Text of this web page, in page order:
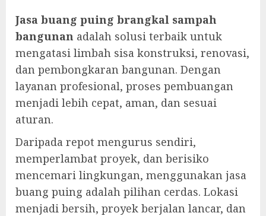
Jasa buang puing brangkal sampah
bangunan adalah solusi terbaik untuk
mengatasi limbah sisa konstruksi, renovasi,
dan pembongkaran bangunan. Dengan
layanan profesional, proses pembuangan
menjadi lebih cepat, aman, dan sesuai
aturan.
Daripada repot mengurus sendiri,
memperlambat proyek, dan berisiko
mencemari lingkungan, menggunakan jasa
buang puing adalah pilihan cerdas. Lokasi
menjadi bersih, proyek berjalan lancar, dan